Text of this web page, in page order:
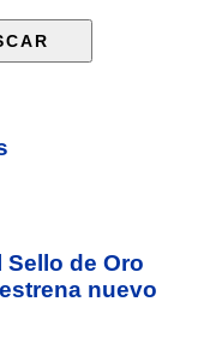
Sello de Oro
nuevo